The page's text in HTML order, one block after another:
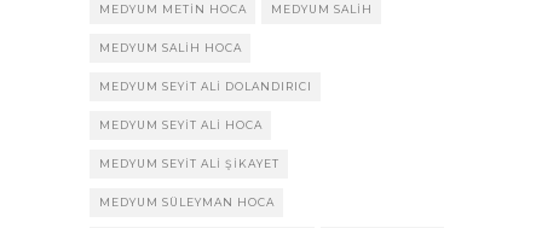
MEDYUM METIN HOCA MEDYUM SALIH
MEDYUM SALIH HOCA
MEDYUM SEYIT ALI DOLANDIRICI
MEDYUM SEYIT ALI HOCA
MEDYUM SEYIT ALI ŞIKAYET
MEDYUM SÜLEYMAN HOCA